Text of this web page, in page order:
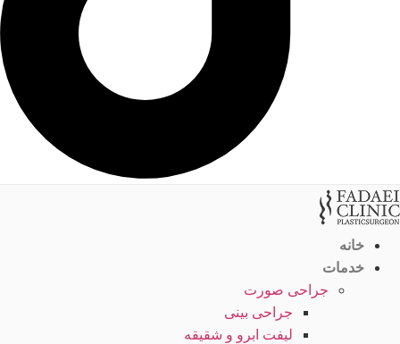
خانه
خدمات
جراحی صورت
جراحی بینی
لیفت ابرو و شقیقه